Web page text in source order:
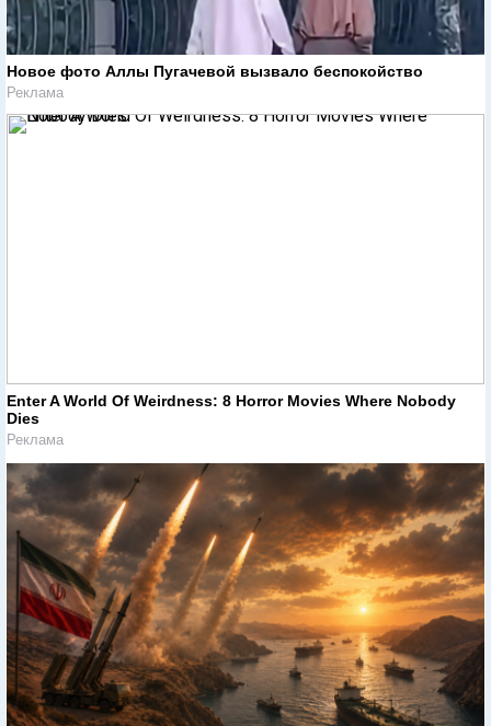
Новое фото Аллы Пугачевой вызвало беспокойство
Реклама
Enter A World Of Weirdness: 8 Horror Movies Where Nobody
Dies
Реклама